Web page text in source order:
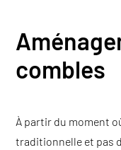
combles
À partir du moment
traditionnelle et pas